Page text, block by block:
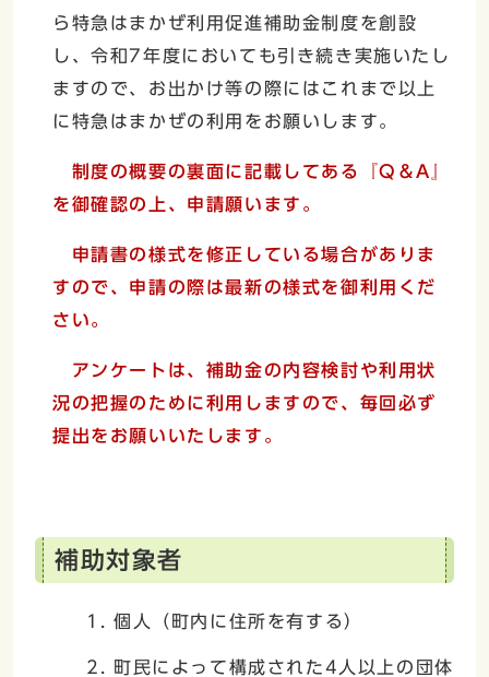
ら特急はまかぜ利用促進補助金制度を創設
し、令和7年度においても引き続き実施いたし
ますので、お出かけ等の際にはこれまで以上
に特急はまかぜの利用をお願いします。
制度の概要の裏面に記載してある『Q＆A』
を御確認の上、申請願います。
申請書の様式を修正している場合がありま
すので、申請の際は最新の様式を御利用くだ
さい。
アンケートは、補助金の内容検討や利用状
況の把握のために利用しますので、毎回必ず
提出をお願いいたします。
補助対象者
個人（町内に住所を有する）
町民によって構成された4人以上の団体